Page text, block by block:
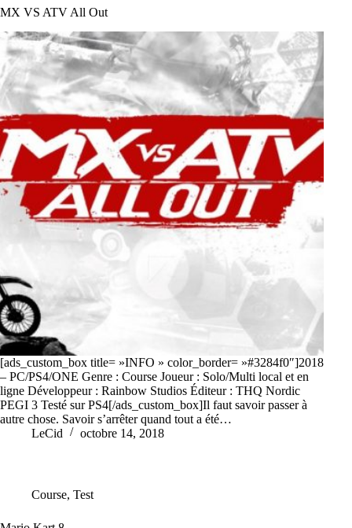
MX VS ATV All Out
[ads_custom_box title= »INFO » color_border= »#3284f0″]2018
– PC/PS4/ONE Genre : Course Joueur : Solo/Multi local et en
ligne Développeur : Rainbow Studios Éditeur : THQ Nordic
PEGI 3 Testé sur PS4[/ads_custom_box]Il faut savoir passer à
autre chose. Savoir s’arrêter quand tout a été…
LeCid
octobre 14, 2018
Course, Test